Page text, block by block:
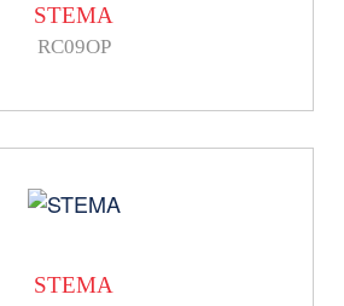
STEMA
RC09OP
STEMA